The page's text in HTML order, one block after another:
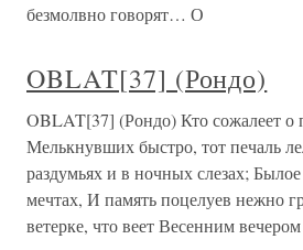
безмолвно говорят… О
OBLAT[37] (Рондо)
OBLAT[37] (Рондо) Кто сожалеет о
Мелькнувших быстро, тот печаль
раздумьях и в ночных слезах;
мечтах, И память поцелуев нежно
ветерке, что веет Весенним